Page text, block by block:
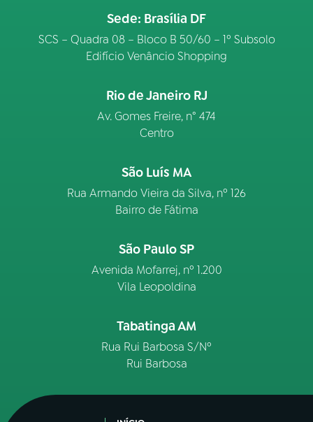
Sede: Brasília DF
SCS – Quadra 08 – Bloco B 50/60 – 1º Subsolo
Edifício Venâncio Shopping
Rio de Janeiro RJ
Av. Gomes Freire, n° 474
Centro
São Luís MA
Rua Armando Vieira da Silva, nº 126
Bairro de Fátima
São Paulo SP
Avenida Mofarrej, nº 1.200
Vila Leopoldina
Tabatinga AM
Rua Rui Barbosa S/Nº
Rui Barbosa